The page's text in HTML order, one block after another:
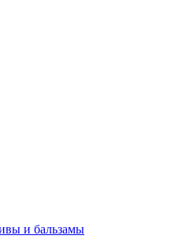
и бальзамы